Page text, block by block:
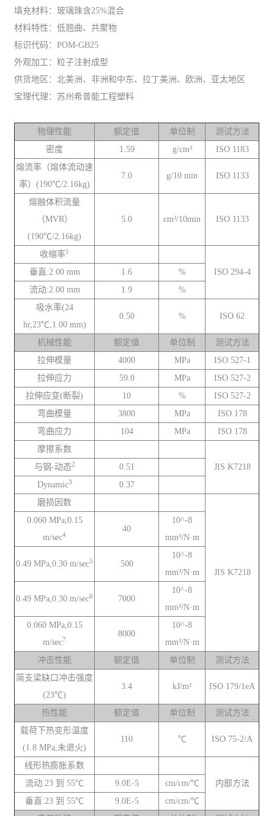
填充材料：玻璃珠含25%混合
材料特性：低翘曲、共聚物
标识代码：POM-GB25
外观加工：粒子注射成型
供货地区：北美洲、非洲和中东、拉丁美洲、欧洲、亚太地区
宝理代理：苏州希普能工程塑料
物理性能 额定值 单位制
测试方法
密度
1.59 g/cm³
ISO 1183
熔流率（熔体流动速
率）(190℃/2.16kg)
7.0 g/10 min ISO 1133
熔融体积流量
（MVR）
(190℃/2.16kg)
5.0 cm³/10min ISO 1133
收缩率1
ISO 294-4
垂直:2.00 mm 1.6
%
流动:2.00 mm
1.9
%
吸水率(24
hr,23℃,1.00 mm)
0.50 % ISO 62
机械性能 额定值 单位制
测试方法
拉伸模量
4000 MPa
ISO 527-1
拉伸应力
59.0 MPa
ISO 527-2
拉伸应变(断裂)
10 %
ISO 527-2
弯曲模量
3800 MPa
ISO 178
弯曲应力
104 MPa
ISO 178
摩擦系数
JIS K7218
与钢-动态2
0.51
Dynamic3
0.37
磨损因数
JIS K7218
0.060 MPa,0.15
m/sec4
40
10^-8
mm³/N·m
0.49 MPa,0.30 m/sec5 500
10^-8
mm³/N·m
0.49 MPa,0.30 m/sec6 7000
10^-8
mm³/N·m
0.060 MPa,0.15
m/sec7
8000
10^-8
mm³/N·m
冲击性能
额定值 单位制
测试方法
简支梁缺口冲击强度
(23℃)
3.4 kJ/m² ISO 179/1eA
热性能 额定值 单位制
测试方法
载荷下热变形温度
(1.8 MPa,未退火)
110 ℃ ISO 75-2/A
线形热膨胀系数
内部方法
流动:23 到 55℃ 9.0E-5
cm/cm/℃
垂直:23 到 55℃
9.0E-5
cm/cm/℃